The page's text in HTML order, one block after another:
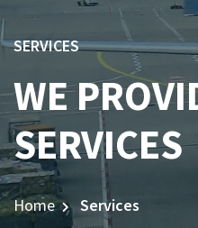
SERVICES
WE
SERVICES
Home Services